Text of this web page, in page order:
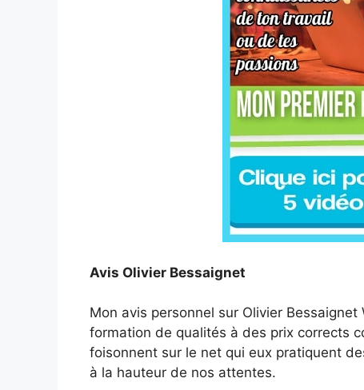
Avis Olivier Bessaignet
Mon avis personnel sur Olivier
formation de qualités à des prix corrects
foisonnent sur le net qui eux pratiquent
à la hauteur de nos attentes.